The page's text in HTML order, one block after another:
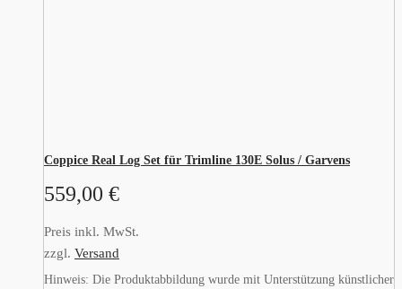
Coppice Real Log Set für Trimline 130E Solus / Garvens
559,00 €
Preis inkl. MwSt.
zzgl. Versand
Hinweis: Die Produktabbildung wurde mit Unterstützung künstlicher